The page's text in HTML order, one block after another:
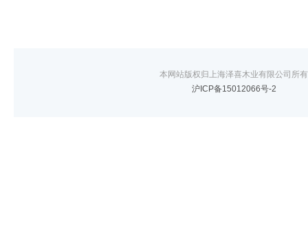
本网站版权归上海泽喜木业有限公司所有
沪ICP备15012066号-2